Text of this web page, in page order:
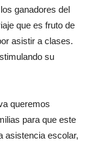
ganadores del
que es fruto de
asistir a clases.
su
queremos
para que este
asistencia escolar,